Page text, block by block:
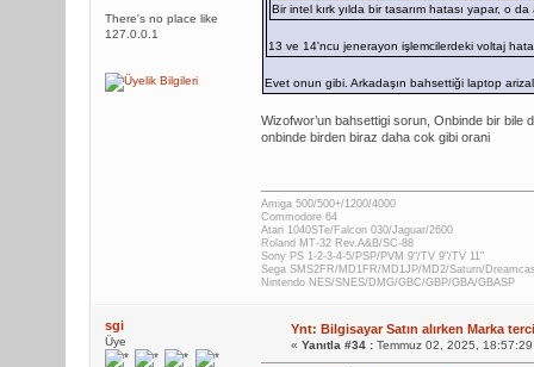
There's no place like
127.0.0.1
Bir intel kırk yılda bir tasarım hatası yapar, o
13 ve 14'ncu jenerayon işlemcilerdeki voltaj
Evet onun gibi. Arkadaşın bahsettiği laptop
Wizofwor’un bahsettigi sorun, Onbinde bir
onbinde birden biraz daha cok gibi orani
Amiga 500/500+/1200/4000
Commodore 64
Atari 1040STe/Falcon 030/Jaguar/2600
Roland MT-32 Rev.A&B/SC-88
Sony PS 1-2-3-4-5/PSP/PVM 9"/TV 9"/TV 11"
Sega SMS2FR/MD1FR/MD1JP/MD2/Saturn/
Nintendo NES/SNES/DMG/GBC/GBP/GBA/GBASP
sgi
Üye
Ynt: Bilgisayar Satın alırken Marka
« Yanıtla #34 :Temmuz 02, 2025,